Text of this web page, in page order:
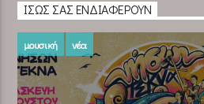
ΊΣΩΣ ΣΑΣ ΕΝΔΙΑΦΈΡΟΥΝ
μουσική νέα